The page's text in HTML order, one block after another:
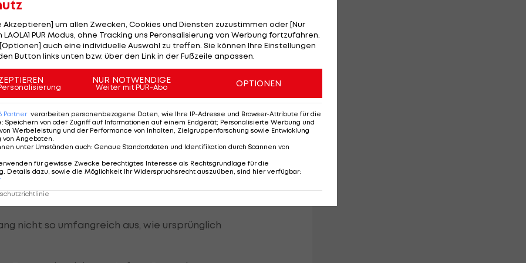
aber mehrere Schritte machen. Die meisten Leute
gewinnen sowie je vier Fahrer- und Konstrukteurs-
man dank Didier Auriol und Carlos Sainz im letzten
How. Wir müssen Motoren bauen, ein Chassis
erläutert Kinoshita die Pläne.
Nachrichten: Zwar wird mit Volkswagen 2013 ein neuer
aber Gerüchte, dass Ford sich mit Ende der
nicht so umfangreich aus, wie ursprünglich
Akzeptieren] um allen Zwecken, Cookies und Diensten zuzustimmen oder [Nur
PUR Modus, ohne Tracking uns Peronsalisierung von Werbung fortzufahren.
auch eine individuelle Auswahl zu treffen. Sie können Ihre Einstellungen
Button links unten bzw. über den Link in der Fußzeile anpassen.
NUR NOTWENDIGE
Weiter mit PUR-Abo OPTIONEN
Partner verarbeiten personenbezogene Daten, wie Ihre IP-Adresse und Browser-Attribute für die
: Speichern von oder Zugriff auf Informationen auf einem Endgerät; Personalisierte Werbung und
Werbeleistung und der Performance von Inhalten, Zielgruppenforschung sowie Entwicklung
von Angeboten.
unter Umständen auch: Genaue Standortdaten und Identifikation durch Scannen von
für gewisse Zwecke berechtigtes Interesse als Rechtsgrundlage für die
Details dazu, sowie die Möglichkeit Ihr Widerspruchsrecht auszuüben, sind hier verfügbar: